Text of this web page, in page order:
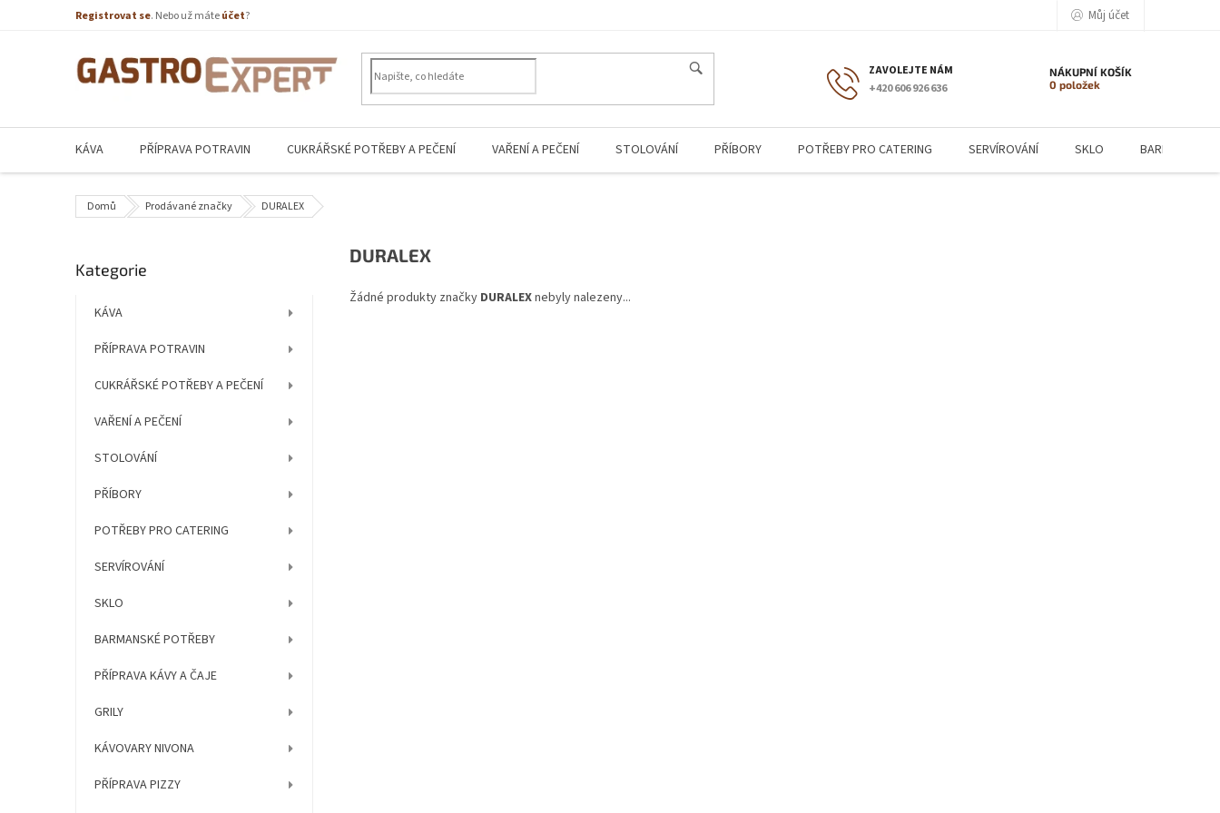
Registrovat se. Nebo už máteúčet? Můj účet
+420 606 926 636
NÁKUPNÍ KOŠÍK
0 položek
KÁVA PŘÍPRAVA POTRAVIN CUKRÁŘSKÉ POTŘEBY A PEČENÍ VAŘENÍ A PEČENÍ STOLOVÁNÍ PŘÍBORY POTŘEBY PRO CATERING SERVÍROVÁNÍ SKLO BARMANSKÉ
Domů Prodávané značky DURALEX
o
Přeskočit
Kategorie
KÁVA
PŘÍPRAVA POTRAVIN
CUKRÁŘSKÉ POTŘEBY A PEČENÍ
VAŘENÍ A PEČENÍ
STOLOVÁNÍ
PŘÍBORY
POTŘEBY PRO CATERING
SERVÍROVÁNÍ
SKLO
BARMANSKÉ POTŘEBY
PŘÍPRAVA KÁVY A ČAJE
GRILY
KÁVOVARY NIVONA
PŘÍPRAVA PIZZY
DURALEX
Žádné produkty značky DURALEXnebyly nalezeny...